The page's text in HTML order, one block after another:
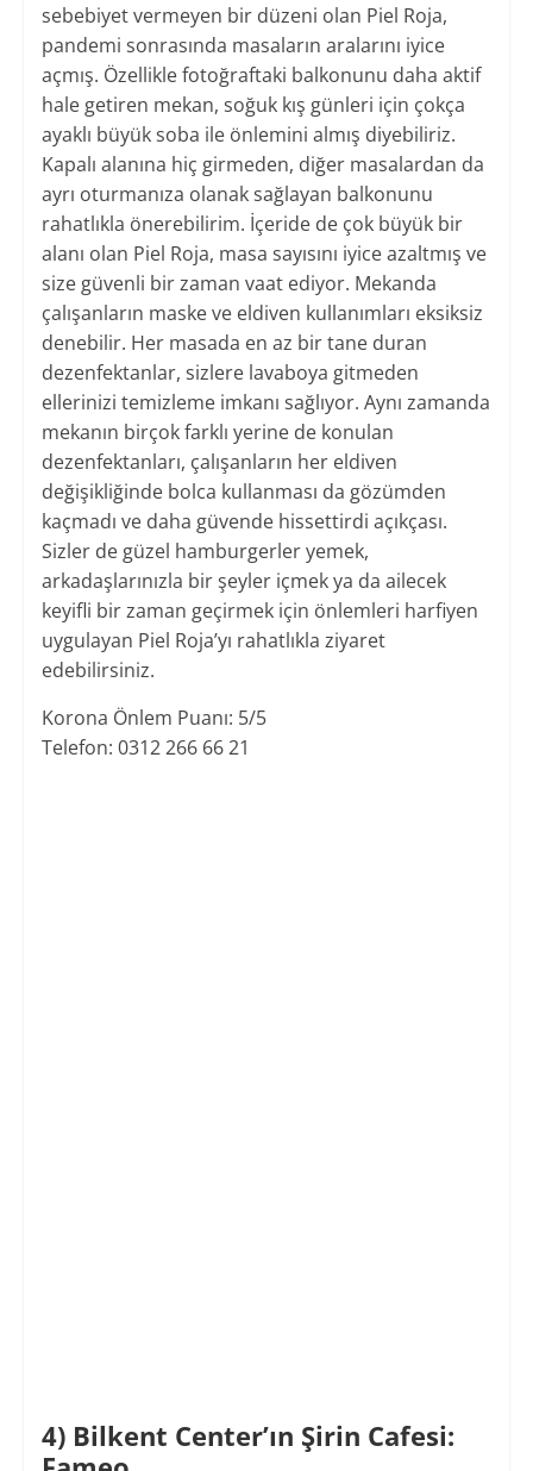
sebebiyet vermeyen bir düzeni olan Piel Roja,
pandemi sonrasında masaların aralarını iyice
açmış. Özellikle fotoğraftaki balkonunu daha aktif
hale getiren mekan, soğuk kış günleri için çokça
ayaklı büyük soba ile önlemini almış diyebiliriz.
Kapalı alanına hiç girmeden, diğer masalardan da
ayrı oturmanıza olanak sağlayan balkonunu
rahatlıkla önerebilirim. İçeride de çok büyük bir
alanı olan Piel Roja, masa sayısını iyice azaltmış ve
size güvenli bir zaman vaat ediyor. Mekanda
çalışanların maske ve eldiven kullanımları eksiksiz
denebilir. Her masada en az bir tane duran
dezenfektanlar, sizlere lavaboya gitmeden
ellerinizi temizleme imkanı sağlıyor. Aynı zamanda
mekanın birçok farklı yerine de konulan
dezenfektanları, çalışanların her eldiven
değişikliğinde bolca kullanması da gözümden
kaçmadı ve daha güvende hissettirdi açıkçası.
Sizler de güzel hamburgerler yemek,
arkadaşlarınızla bir şeyler içmek ya da ailecek
keyifli bir zaman geçirmek için önlemleri harfiyen
uygulayan Piel Roja’yı rahatlıkla ziyaret
edebilirsiniz.
Korona Önlem Puanı: 5/5
​Telefon: 0312 266 66 21
4) Bilkent Center’ın Şirin Cafesi: